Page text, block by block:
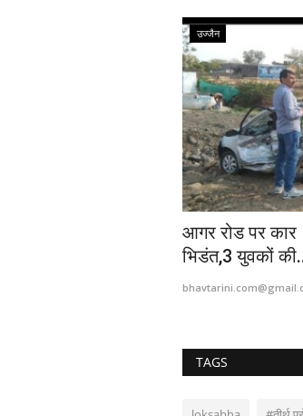
उज्जैन
आगर रोड पर
भिडंत,3 युवकों
TAGS